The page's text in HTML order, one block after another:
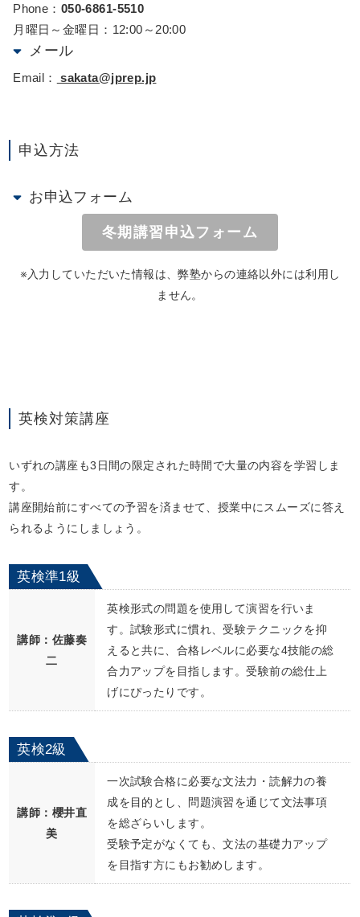
Phone： 050-6861-5510
月曜日～金曜日：12:00～20:00
メール
Email： sakata@jprep.jp
申込方法
お申込フォーム
冬期講習申込フォーム
※入力していただいた情報は、弊塾からの連絡以外には利用し
ません。
英検対策講座
いずれの講座も3日間の限定された時間で大量の内容を学習しま
す。
講座開始前にすべての予習を済ませて、授業中にスムーズに答え
られるようにしましょう。
英検準1級
講師：佐藤奏
二
英検形式の問題を使用して演習を行いま
す。試験形式に慣れ、受験テクニックを抑
えると共に、合格レベルに必要な4技能の総
合力アップを目指します。受験前の総仕上
げにぴったりです。
英検2級
講師：櫻井直
美
一次試験合格に必要な文法力・読解力の養
成を目的とし、問題演習を通じて文法事項
を総ざらいします。
受験予定がなくても、文法の基礎力アップ
を目指す方にもお勧めします。